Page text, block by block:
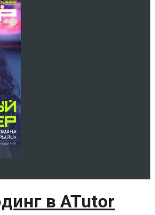
в ATutor